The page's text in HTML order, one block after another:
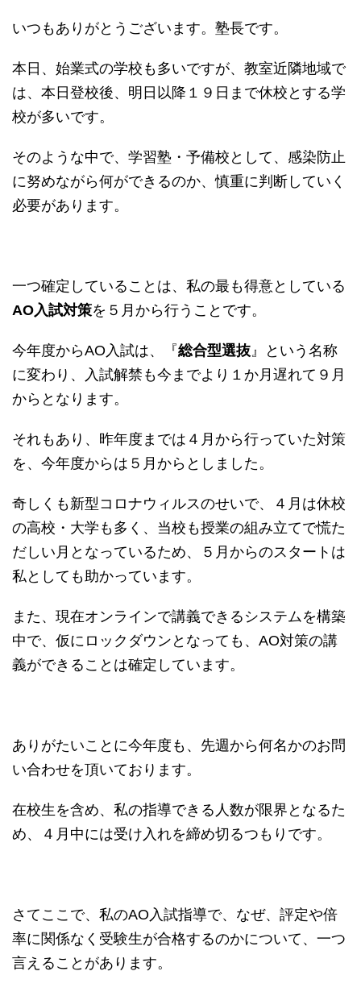
いつもありがとうございます。塾長です。
本日、始業式の学校も多いですが、教室近隣地域で
は、本日登校後、明日以降１９日まで休校とする学
校が多いです。
そのような中で、学習塾・予備校として、感染防止
に努めながら何ができるのか、慎重に判断していく
必要があります。
一つ確定していることは、私の最も得意としている
AO入試対策を５月から行うことです。
今年度からAO入試は、『総合型選抜』という名称
に変わり、入試解禁も今までより１か月遅れて９月
からとなります。
それもあり、昨年度までは４月から行っていた対策
を、今年度からは５月からとしました。
奇しくも新型コロナウィルスのせいで、４月は休校
の高校・大学も多く、当校も授業の組み立てで慌た
だしい月となっているため、５月からのスタートは
私としても助かっています。
また、現在オンラインで講義できるシステムを構築
中で、仮にロックダウンとなっても、AO対策の講
義ができることは確定しています。
ありがたいことに今年度も、先週から何名かのお問
い合わせを頂いております。
在校生を含め、私の指導できる人数が限界となるた
め、４月中には受け入れを締め切るつもりです。
さてここで、私のAO入試指導で、なぜ、評定や倍
率に関係なく受験生が合格するのかについて、一つ
言えることがあります。